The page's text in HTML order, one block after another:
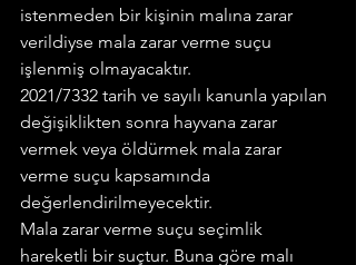
istenmeden bir kişinin malına zarar
verildiyse mala zarar verme suçu
işlenmiş olmayacaktır.
2021/7332 tarih ve sayılı kanunla yapılan
değişiklikten sonra hayvana zarar
vermek veya öldürmek mala zarar
verme suçu kapsamında
değerlendirilmeyecektir.
Mala zarar verme suçu seçimlik
hareketli bir suçtur. Buna göre malı